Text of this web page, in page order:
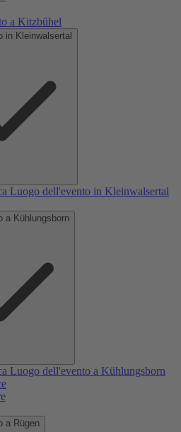
a Kitzbühel
in Kleinwalsertal
Luogo dell'evento in Kleinwalsertal
a Kühlungsborn
Luogo dell'evento a Kühlungsborn
a Rügen